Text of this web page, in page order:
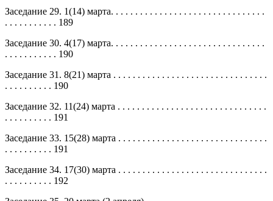
Заседание 29. 1(14) марта. . . . . . . . . . . . . . . . . . . . . . . . . . . . . . . .
. . . . . . . . . . . 189
Заседание 30. 4(17) марта. . . . . . . . . . . . . . . . . . . . . . . . . . . . . . . .
. . . . . . . . . . . 190
Заседание 31. 8(21) марта . . . . . . . . . . . . . . . . . . . . . . . . . . . . . . . .
. . . . . . . . . . 190
Заседание 32. 11(24) марта . . . . . . . . . . . . . . . . . . . . . . . . . . . . . . .
. . . . . . . . . . 191
Заседание 33. 15(28) марта . . . . . . . . . . . . . . . . . . . . . . . . . . . . . . .
. . . . . . . . . . 191
Заседание 34. 17(30) марта . . . . . . . . . . . . . . . . . . . . . . . . . . . . . . .
. . . . . . . . . . 192